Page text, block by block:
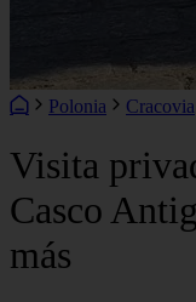
Polonia Cracovia
Visita
Casco
más